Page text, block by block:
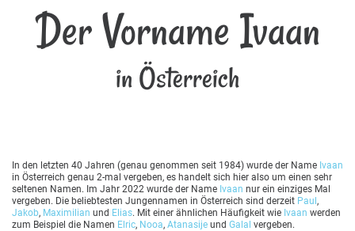
Der Vorname Ivaan
in Österreich
In den letzten 40 Jahren (genau genommen seit 1984) wurde der Name Ivaan
in Österreich genau 2-mal vergeben, es handelt sich hier also um einen sehr
seltenen Namen. Im Jahr 2022 wurde der Name Ivaan nur ein einziges Mal
vergeben. Die beliebtesten Jungennamen in Österreich sind derzeit Paul,
Jakob, Maximilian und Elias. Mit einer ähnlichen Häufigkeit wie Ivaan werden
zum Beispiel die Namen Elric, Nooa, Atanasije und Galal vergeben.